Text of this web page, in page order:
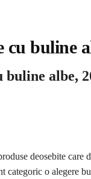
cu buline
albe,
deosebite care
categoric o alegere